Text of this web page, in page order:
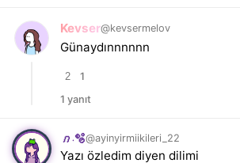
Kevser@kevsermelov
Günaydınnnnnn
2
1
1 yanıt
𝑛.🫧@ayinyirmiikileri_22
Yazı özledim diyen dilimi